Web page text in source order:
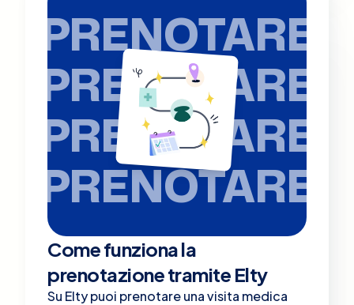
PRENOTARE
PRENOTARE
PRENOTARE
PRENOTARE
Come funziona la
prenotazione tramite Elty
Su Elty puoi prenotare una visita medica